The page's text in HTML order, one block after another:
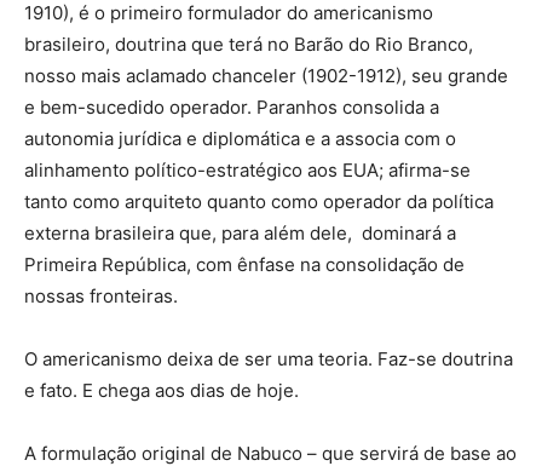
1910), é o primeiro formulador do americanismo
brasileiro, doutrina que terá no Barão do Rio Branco,
nosso mais aclamado chanceler (1902-1912), seu grande
e bem-sucedido operador. Paranhos consolida a
autonomia jurídica e diplomática e a associa com o
alinhamento político-estratégico aos EUA; afirma-se
tanto como arquiteto quanto como operador da política
externa brasileira que, para além dele, dominará a
Primeira República, com ênfase na consolidação de
nossas fronteiras.
O americanismo deixa de ser uma teoria. Faz-se doutrina
e fato. E chega aos dias de hoje.
A formulação original de Nabuco – que servirá de base ao